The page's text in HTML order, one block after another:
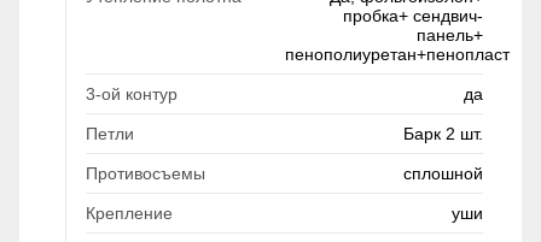
пробка+ сендвич-
панель+
пенополиуретан+пенопласт
3-ой контур да
Петли Барк 2 шт.
Противосъемы сплошной
Крепление уши